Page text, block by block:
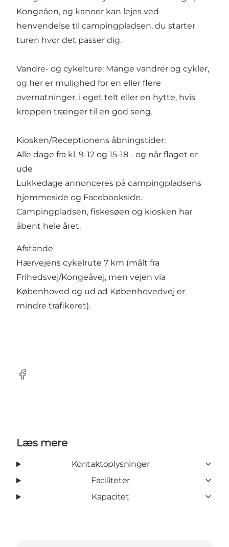
Kongeåen, og kanoer kan lejes ved
henvendelse til campingpladsen, du starter
turen hvor det passer dig.
Vandre- og cykelture: Mange vandrer og cykler,
og her er mulighed for en eller flere
overnatninger, i eget telt eller en hytte, hvis
kroppen trænger til en god seng.
Kiosken/Receptionens åbningstider:
Alle dage fra kl. 9-12 og 15-18 - og når flaget er
ude
Lukkedage annonceres på campingpladsens
hjemmeside og Facebookside.
Campingpladsen, fiskesøen og kiosken har
åbent hele året.
Afstande
Hærvejens cykelrute 7 km (målt fra
Frihedsvej/Kongeåvej, men vejen via
Københoved og ud ad Københovedvej er
mindre trafikeret).
Facebook
Læs mere
Kontaktoplysninger
Faciliteter
Kapacitet